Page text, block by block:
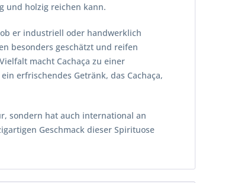
und holzig reichen kann.
er industriell oder handwerklich
besonders geschätzt und reifen
macht Cachaça zu einer
erfrischendes Getränk, das Cachaça,
sondern hat auch international an
Geschmack dieser Spirituose